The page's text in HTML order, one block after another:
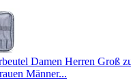
Damen Herren Groß
Männer...